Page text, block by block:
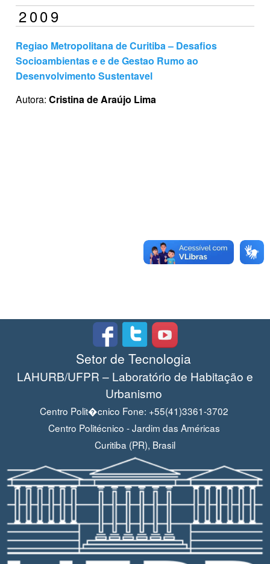
2009
Regiao Metropolitana de Curitiba – Desafios
Socioambientas e e de Gestao Rumo ao
Desenvolvimento Sustentavel
Autora: Cristina de Araújo Lima
Setor de Tecnologia
LAHURB/UFPR – Laboratório de Habitação e
Urbanismo
Centro Polit�cnico Fone: +55(41)3361-3702
Centro Politécnico - Jardim das Américas
Curitiba (PR), Brasil